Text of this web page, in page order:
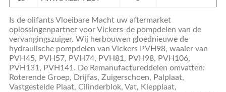
Is de olifants Vloeibare Macht uw aftermarket
oplossingenpartner voor Vickers-de pompdelen van de
vervangingszuiger. Wij herbouwen gloednieuwe de
hydraulische pompdelen van Vickers PVH98, waaier van
PVH45, PVH57, PVH74, PVH81, PVH98, PVH106,
PVH131, PVH141. De Remanufactureddelen omvatten:
Roterende Groep, Drijfas, Zuigerschoen, Palplaat,
Vastgestelde Plaat, Cilinderblok, Vat, Klepplaat,